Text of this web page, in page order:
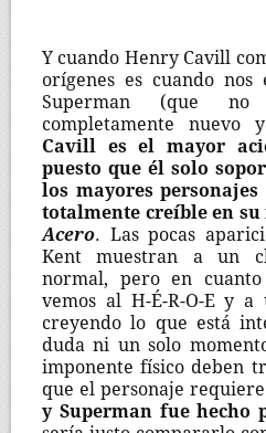
Y cuando Henry Cavill
orígenes es cuando nos
Superman (que
completamente nuevo
Cavill es el mayor
puesto que él solo
los mayores
totalmente creíble en
Acero. Las pocas
Kent muestran a un
normal, pero en
vemos al H-É-R-O-E y
creyendo lo que está
duda ni un solo
imponente físico deben
que el personaje
y Superman fue hecho